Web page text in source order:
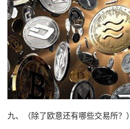
九、（除了欧意还有哪些交易所？）